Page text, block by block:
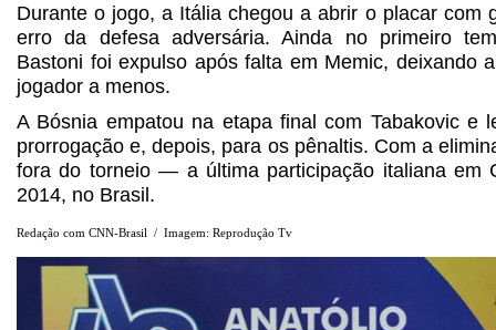
Durante o jogo, a Itália chegou a abrir o placar com
erro da defesa adversária. Ainda no primeiro
Bastoni foi expulso após falta em Memic, deixando
jogador a menos.
A Bósnia empatou na etapa final com Tabakovic e
prorrogação e, depois, para os pênaltis. Com a
fora do torneio — a última participação italiana em
2014, no Brasil.
Redação com CNN-Brasil / Imagem: Reprodução Tv